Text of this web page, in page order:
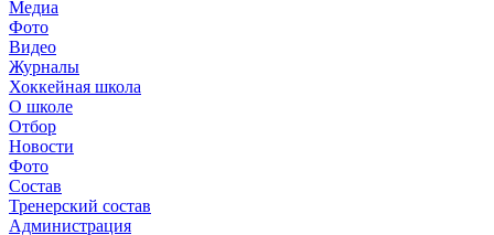
Медиа
Фото
Видео
Журналы
Хоккейная школа
О школе
Отбор
Новости
Фото
Состав
Тренерский состав
Администрация